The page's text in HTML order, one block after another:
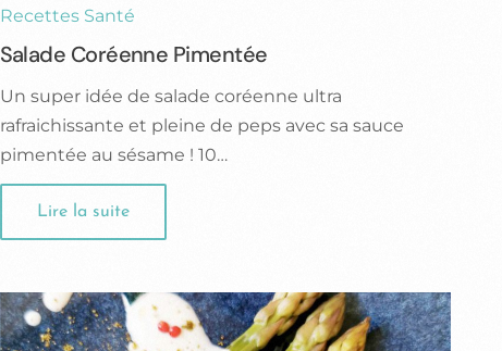
Recettes Santé
Salade Coréenne Pimentée
Un super idée de salade coréenne ultra
rafraichissante et pleine de peps avec sa sauce
pimentée au sésame ! 10…
Lire la suite